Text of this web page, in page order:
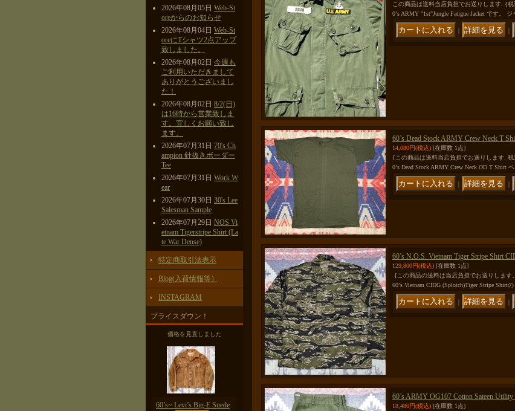
2026年08月05日 Web-St
oreからのお知らせ
2026年08月04日 Web-St
oreにTシャツ2点アップ
致しました。
2026年08月02日 今週も
ご利用いただきまして
ありがとうございまし
た！
2026年08月02日 8/2(日)
は16時から営業致しま
す。宜しくお願い致し
ます。
2026年07月31日 70's Ch
ampion 針抜きボーダー
Tee
2026年07月31日 Work W
ear
2026年07月30日 30's Lee
Salesman Sample
2026年07月29日 NOS Vi
etnam Tigerstripe Shirt (La
te War Dense)
特定商取引法表示
Blog(入荷情報等）
INSTAGRAM
プライスダウン！
価格を見直しました
60’s~ Levi’s Big-E Suede
この商品は送料当店負担でお送りします. {
0’s ARMY "1st"Jungle Fatigue Jacket です。
｜ ｜
60’s Dead Stock ARMY Crew Neck T
14,080円(税込) [在庫数 1点]
{この商品は送料当店負担でお送りします.
0’s Dead Stock ARMY Crew Neck OD T Shirt
｜ ｜
60’s N.O.S. Vietnam Tiger Stripe Shirt
129,800円(税込) [在庫数 1点]
{この商品の送料は当店負担でお送りします
60’s Vietnam CIDG (Splotch)Tiger Stripe Shirt
｜ ｜
60’s ARMY OG107 Cotton Sateen
18,480円(税込) [在庫数 1点]